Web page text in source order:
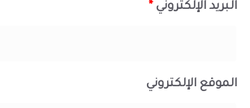
البريد الإلكتروني *
الموقع الإلكتروني